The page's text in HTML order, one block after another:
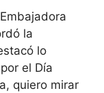
la
lo
el Día
quiero mirar